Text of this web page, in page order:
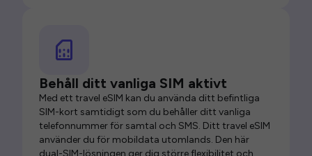
Behåll ditt vanliga SIM aktivt
Med ett travel eSIM kan du använda ditt befintliga
SIM-kort samtidigt som du behåller ditt vanliga
telefonnummer för samtal och SMS. Ditt travel eSIM
använder du för mobildata utomlands. Den här
dual-SIM-lösningen ger dig större flexibilitet och